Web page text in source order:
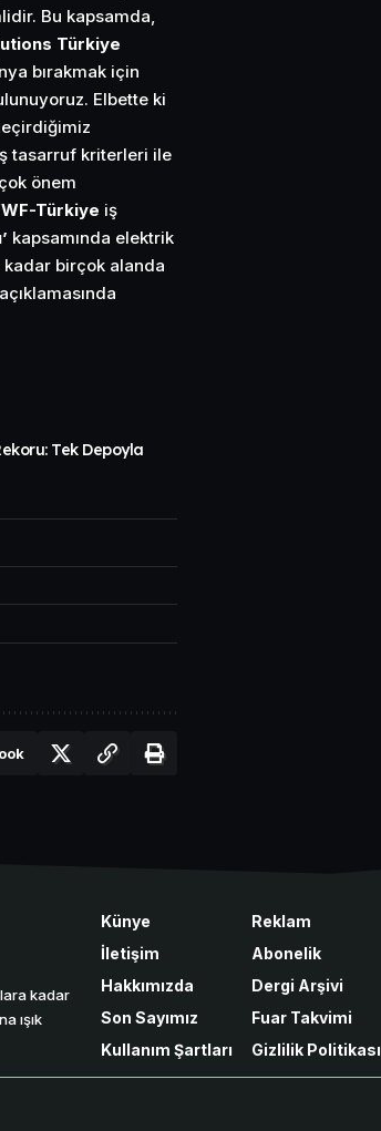
Bu kapsamda,
Türkiye
bırakmak için
Elbette ki
tasarruf kriterleri ile
önem
Türkiye iş
kapsamında elektrik
kadar birçok alanda
Tek Depoyla
kadar
ışık
Künye
İletişim
Hakkımızda
Son Sayımız
Kullanım Şartları
Reklam
Abonelik
Dergi Arşivi
Fuar Takvimi
Gizlilik Politikası